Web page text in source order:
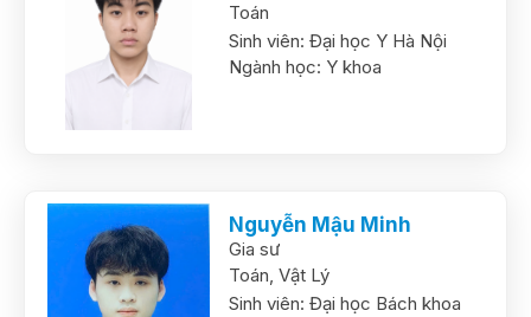
Toán
Sinh viên: Đại học Y Hà Nội
Ngành học: Y khoa
Nguyễn Mậu Minh
Gia sư
Toán,Vật Lý
Sinh viên: Đại học Bách khoa